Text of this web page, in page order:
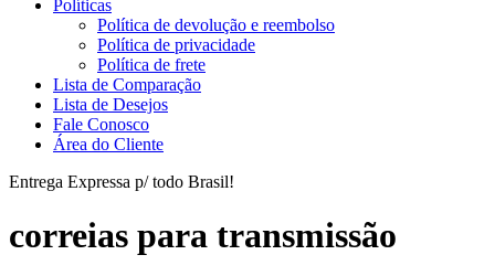
Políticas
Política de devolução e reembolso
Política de privacidade
Política de frete
Lista de Comparação
Lista de Desejos
Fale Conosco
Área do Cliente
Entrega Expressa p/ todo Brasil!
correias para transmissão